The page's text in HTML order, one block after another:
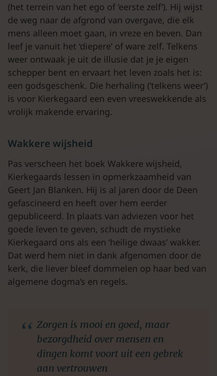
(het terrein van het ego of ‘eerste zelf’). Hij wijst
de weg naar de afgrond van overgave, die elk
mens alleen moet gaan, in vreze en beven. Dan
leef je vanuit het ‘diepere’ of ware zelf. Telkens
weer ontwaak je uit de illusie dat je je eigen
schepper bent en ervaart het leven zoals het is:
een godsgeschenk. Die herhaling (‘telkens weer’)
is voor Kierkegaard een even vreeswekkende als
vrolijk makende ervaring.
Wakkere wijsheid
Pas verscheen het boek Wakkere wijsheid,
Kierkegaards lessen in opmerkzaamheid van
Geert Jan Blanken. Hij is al jaren door de Deen
gefascineerd en heeft over hem eerder
gepubliceerd. In plaats van adviezen voor het
goede leven te geven, schudt de mystieke
Kierkegaard ons als een ‘heilige dwaas’ wakker.
Dat werd hem niet in dank afgenomen door de
kerk, die liever bleef dommelen op haar bed van
algemene dogma’s en regels.
Zorgen is mooi en goed, maar
bezorgdheid over mensen en
dingen komt voort uit een gebrek
aan vertrouwen